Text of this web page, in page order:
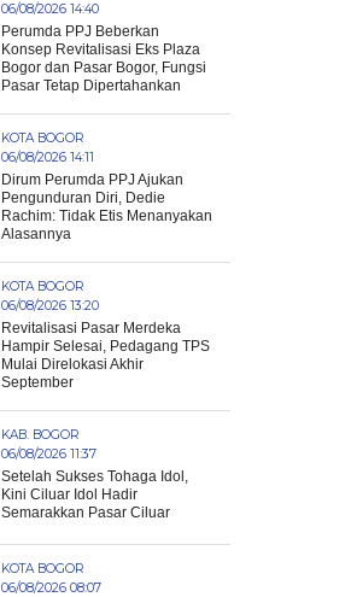
06/08/2026 14:40
Perumda PPJ Beberkan
Konsep Revitalisasi Eks Plaza
Bogor dan Pasar Bogor, Fungsi
Pasar Tetap Dipertahankan
KOTA BOGOR
06/08/2026 14:11
Dirum Perumda PPJ Ajukan
Pengunduran Diri, Dedie
Rachim: Tidak Etis Menanyakan
Alasannya
KOTA BOGOR
06/08/2026 13:20
Revitalisasi Pasar Merdeka
Hampir Selesai, Pedagang TPS
Mulai Direlokasi Akhir
September
KAB. BOGOR
06/08/2026 11:37
Setelah Sukses Tohaga Idol,
Kini Ciluar Idol Hadir
Semarakkan Pasar Ciluar
KOTA BOGOR
06/08/2026 08:07